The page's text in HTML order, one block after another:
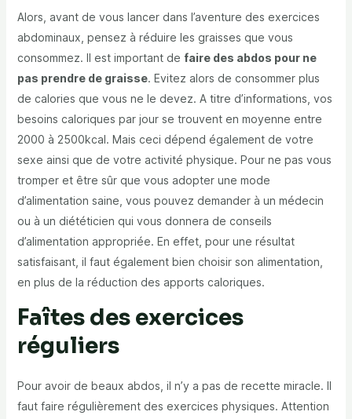
Alors, avant de vous lancer dans l’aventure des exercices
abdominaux, pensez à réduire les graisses que vous
consommez. Il est important de faire des abdos pour ne
pas prendre de graisse. Evitez alors de consommer plus
de calories que vous ne le devez. A titre d’informations, vos
besoins caloriques par jour se trouvent en moyenne entre
2000 à 2500kcal. Mais ceci dépend également de votre
sexe ainsi que de votre activité physique. Pour ne pas vous
tromper et être sûr que vous adopter une mode
d’alimentation saine, vous pouvez demander à un médecin
ou à un diététicien qui vous donnera de conseils
d’alimentation appropriée. En effet, pour une résultat
satisfaisant, il faut également bien choisir son alimentation,
en plus de la réduction des apports caloriques.
Faîtes des exercices
réguliers
Pour avoir de beaux abdos, il n’y a pas de recette miracle. Il
faut faire régulièrement des exercices physiques. Attention